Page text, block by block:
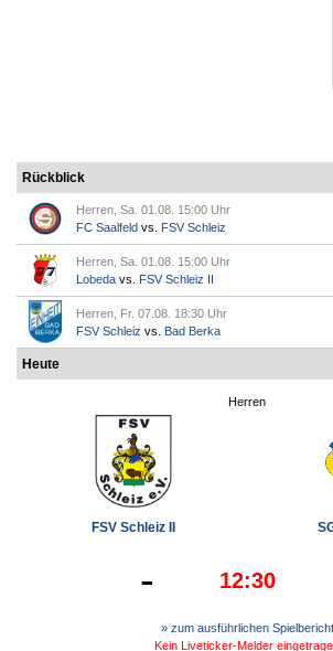
Rückblick
Herren, Sa. 01.08. 15:00 Uhr
FC Saalfeld vs. FSV Schleiz
Herren, Sa. 01.08. 15:00 Uhr
Lobeda vs. FSV Schleiz II
Herren, Fr. 07.08. 18:30 Uhr
FSV Schleiz vs. Bad Berka
Heute
Herren
FSV Schleiz II
- 12:30
» zum ausführlichen Spielbericht
Kein Liveticker-Melder